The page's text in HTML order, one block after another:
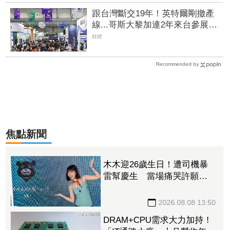
跟台灣斷交19年！英特爾剛撤產
線...哥斯大黎加連2年來台參展搶
半導體商機
財經
Recommended by
焦點新聞
木木迎26歲生日！遭司機暴
雷幫慶生 當場痛哭許願
2026.08.08 13:50
DRAM+CPU需求大力加持！